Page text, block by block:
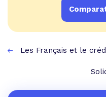
Les Français et le